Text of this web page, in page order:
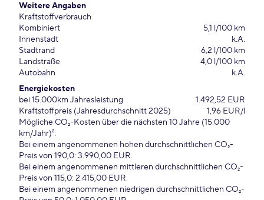
Weitere Angaben
Kraftstoffverbrauch
Kombiniert
5,1 l/100 km
Innenstadt
k.A.
Stadtrand
6,2 l/100 km
Landstraße
4,0 l/100 km
Autobahn
k.A.
Energiekosten
bei 15.000km Jahresleistung
1.492,52 EUR
Kraftstoffpreis (Jahresdurchschnitt 2025)
1,96 EUR/l
Mögliche CO₂-Kosten über die nächsten 10 Jahre (15.000
km/Jahr)²:
Bei einem angenommenen hohen durchschnittlichen CO₂-
Preis von 190,0: 3.990,00 EUR.
Bei einem angenommenen mittleren durchschnittlichen CO₂-
Preis von 115,0: 2.415,00 EUR.
Bei einem angenommenen niedrigen durchschnittlichen CO₂-